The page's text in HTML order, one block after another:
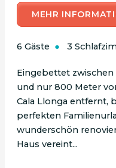
MEHR
6 Gäste 3
Eingebettet
und nur 800 Meter
Cala Llonga entfernt,
perfekten
wunderschön
Haus vereint...